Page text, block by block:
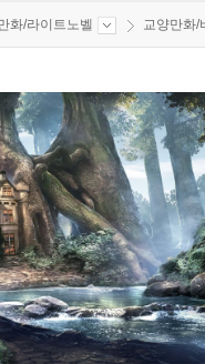
화/라이트노벨 교양만화/